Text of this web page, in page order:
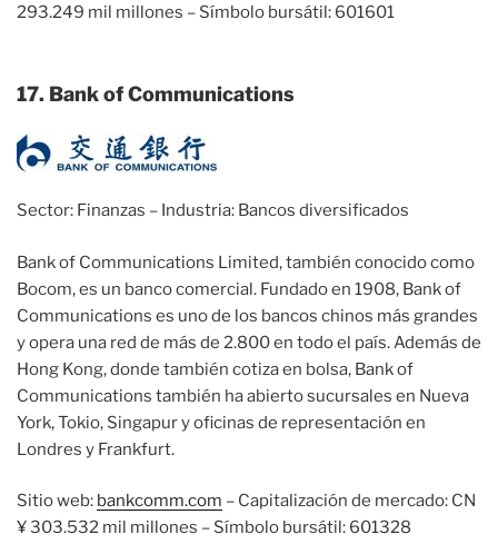
293.249 mil millones – Símbolo bursátil: 601601
17. Bank of Communications
Sector: Finanzas – Industria: Bancos diversificados
Bank of Communications Limited, también conocido como
Bocom, es un banco comercial. Fundado en 1908, Bank of
Communications es uno de los bancos chinos más grandes
y opera una red de más de 2.800 en todo el país. Además de
Hong Kong, donde también cotiza en bolsa, Bank of
Communications también ha abierto sucursales en Nueva
York, Tokio, Singapur y oficinas de representación en
Londres y Frankfurt.
Sitio web: bankcomm.com – Capitalización de mercado: CN
¥ 303.532 mil millones – Símbolo bursátil: 601328